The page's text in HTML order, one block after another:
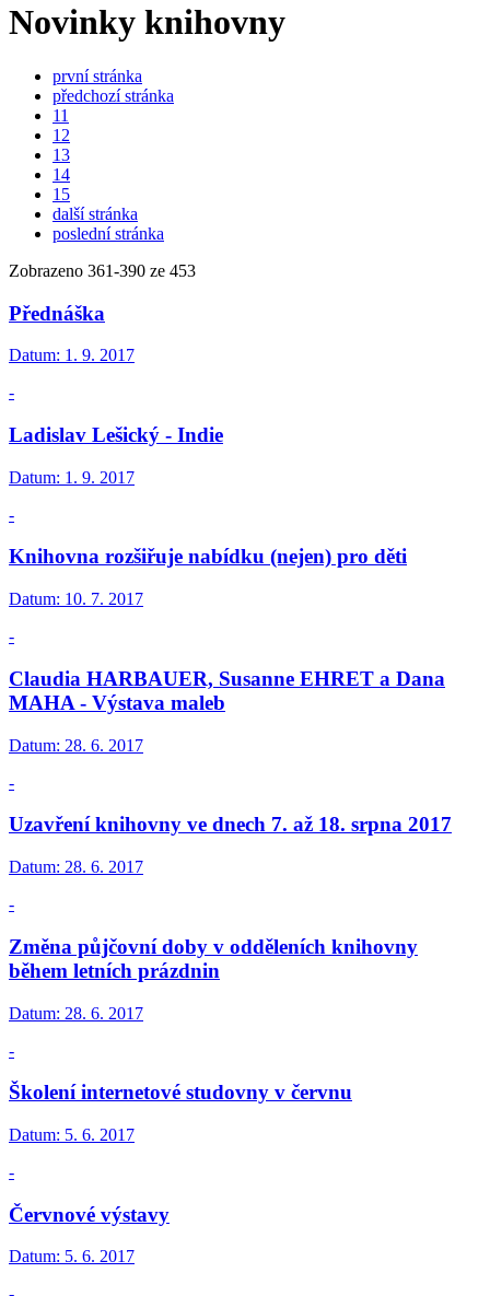
Novinky knihovny
první stránka
předchozí stránka
11
12
13
14
15
další stránka
poslední stránka
Zobrazeno 361-390 ze 453
Přednáška
Datum: 1. 9. 2017
-
Ladislav Lešický - Indie
Datum: 1. 9. 2017
-
Knihovna rozšiřuje nabídku (nejen) pro děti
Datum: 10. 7. 2017
-
Claudia HARBAUER, Susanne EHRET a Dana
MAHA - Výstava maleb
Datum: 28. 6. 2017
-
Uzavření knihovny ve dnech 7. až 18. srpna 2017
Datum: 28. 6. 2017
-
Změna půjčovní doby v odděleních knihovny
během letních prázdnin
Datum: 28. 6. 2017
-
Školení internetové studovny v červnu
Datum: 5. 6. 2017
-
Červnové výstavy
Datum: 5. 6. 2017